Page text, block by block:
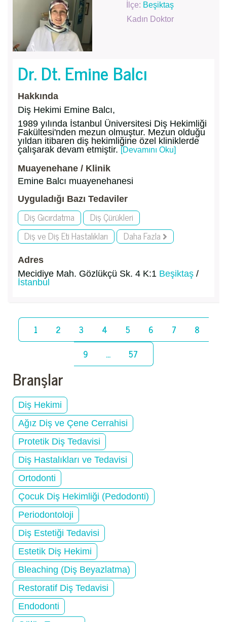
İlçe: Beşiktaş
Kadın Doktor
Dr. Dt. Emine Balcı
Hakkında
Diş Hekimi Emine Balcı,
1989 yılında İstanbul Üniversitesi Diş Hekimliği
Fakültesi'nden mezun olmuştur. Mezun olduğu
yıldan itibaren diş hekimliğine özel kliniklerde
çalışarak devam etmiştir. [Devamını Oku]
Muayenehane / Klinik
Emine Balcı muayenehanesi
Uyguladığı Bazı Tedaviler
Diş Gıcırdatma
Diş Çürükleri
Diş ve Diş Eti Hastalıkları
Daha Fazla
Adres
Mecidiye Mah. Gözlükçü Sk. 4 K:1 Beşiktaş /
İstanbul
1 2 3 4 5 6 7
8
9
... 57
Branşlar
Diş Hekimi
Ağız Diş ve Çene Cerrahisi
Protetik Diş Tedavisi
Diş Hastalıkları ve Tedavisi
Ortodonti
Çocuk Diş Hekimliği (Pedodonti)
Periodontoloji
Diş Estetiği Tedavisi
Estetik Diş Hekimi
Bleaching (Diş Beyazlatma)
Restoratif Diş Tedavisi
Endodonti